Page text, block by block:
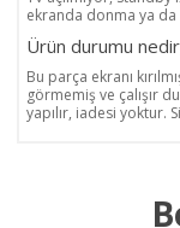
ekranda donma ya da
Ürün durumu
Bu parça ekranı
görmemiş ve çalışır
yapılır, iadesi yoktur.